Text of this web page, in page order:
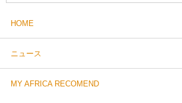
HOME
ニュース
MY AFRICA RECOMEND